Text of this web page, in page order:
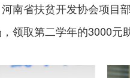
南省扶贫开发协会项目
领取第二学年的3000元